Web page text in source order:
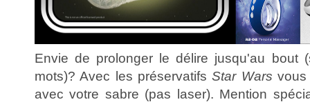
Envie de prolonger le délire jusqu'au bout
mots)? Avec les préservatifsStar Wars vous
avec votre sabre (pas laser). Mention